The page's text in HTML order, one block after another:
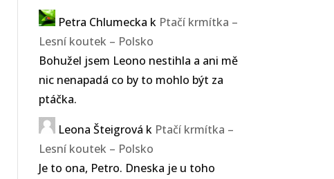
Petra Chlumecka k Ptačí krmítka –
Lesní koutek – Polsko
Bohužel jsem Leono nestihla a ani mě
nic nenapadá co by to mohlo být za
ptáčka.
Leona Šteigrová k Ptačí krmítka –
Lesní koutek – Polsko
Je to ona, Petro. Dneska je u toho